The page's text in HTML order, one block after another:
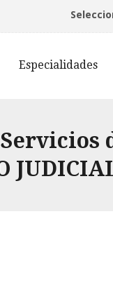
Especialidades